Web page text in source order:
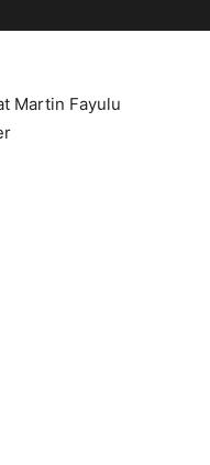
Martin Fayulu